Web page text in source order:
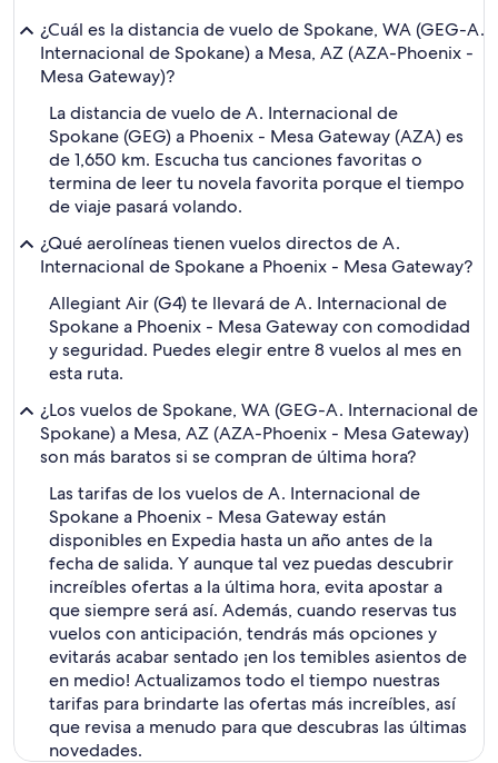
¿Cuál es la distancia de vuelo de Spokane, WA (GEG-A.
Internacional de Spokane) a Mesa, AZ (AZA-Phoenix -
Mesa Gateway)?
La distancia de vuelo de A. Internacional de
Spokane (GEG) a Phoenix - Mesa Gateway (AZA) es
de 1,650 km. Escucha tus canciones favoritas o
termina de leer tu novela favorita porque el tiempo
de viaje pasará volando.
¿Qué aerolíneas tienen vuelos directos de A.
Internacional de Spokane a Phoenix - Mesa Gateway?
Allegiant Air (G4) te llevará de A. Internacional de
Spokane a Phoenix - Mesa Gateway con comodidad
y seguridad. Puedes elegir entre 8 vuelos al mes en
esta ruta.
¿Los vuelos de Spokane, WA (GEG-A. Internacional de
Spokane) a Mesa, AZ (AZA-Phoenix - Mesa Gateway)
son más baratos si se compran de última hora?
Las tarifas de los vuelos de A. Internacional de
Spokane a Phoenix - Mesa Gateway están
disponibles en Expedia hasta un año antes de la
fecha de salida. Y aunque tal vez puedas descubrir
increíbles ofertas a la última hora, evita apostar a
que siempre será así. Además, cuando reservas tus
vuelos con anticipación, tendrás más opciones y
evitarás acabar sentado ¡en los temibles asientos de
en medio! Actualizamos todo el tiempo nuestras
tarifas para brindarte las ofertas más increíbles, así
que revisa a menudo para que descubras las últimas
novedades.